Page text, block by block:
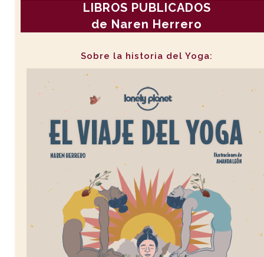
LIBROS PUBLICADOS
de Naren Herrero
Sobre la historia del Yoga: